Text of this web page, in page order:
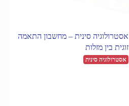
אסטרולוגיה סינית – מחשבון התאמה
זוגית בין מזלות
אסטרולוגיה סינית